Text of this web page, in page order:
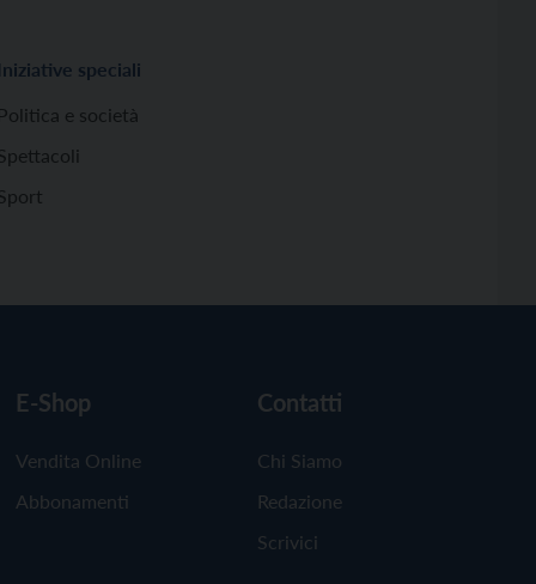
Iniziative speciali
Politica e società
E-Shop
Vendita Online
Abbonamenti
Contatti
Chi Siamo
Redazione
Scrivici